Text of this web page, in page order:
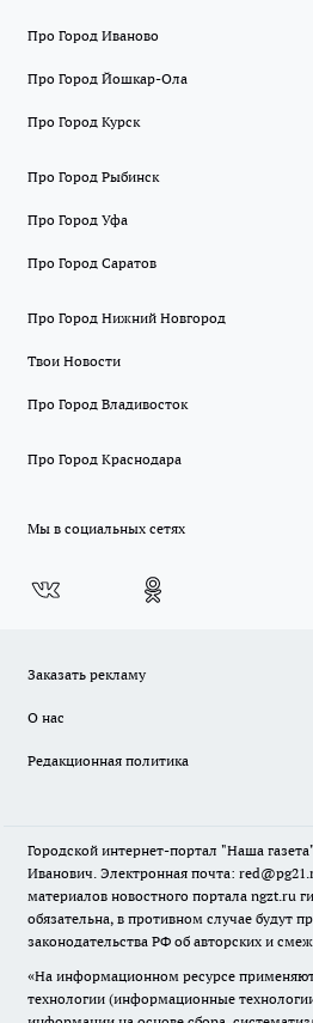
Про Город Иваново
Про Город Йошкар-Ола
Про Город Курск
Про Город Рыбинск
Про Город Уфа
Про Город Саратов
Про Город Нижний Новгород
Твои Новости
Про Город Владивосток
Про Город Краснодара
Мы в социальных сетях
Заказать рекламу
О нас
Редакционная политика
Городской интернет-портал "Наша
Иванович. Электронная почта:
материалов новостного портала ngzt.ru
обязательна, в противном случае будут
законодательства РФ об авторских и
«На информационном ресурсе
технологии (информационные